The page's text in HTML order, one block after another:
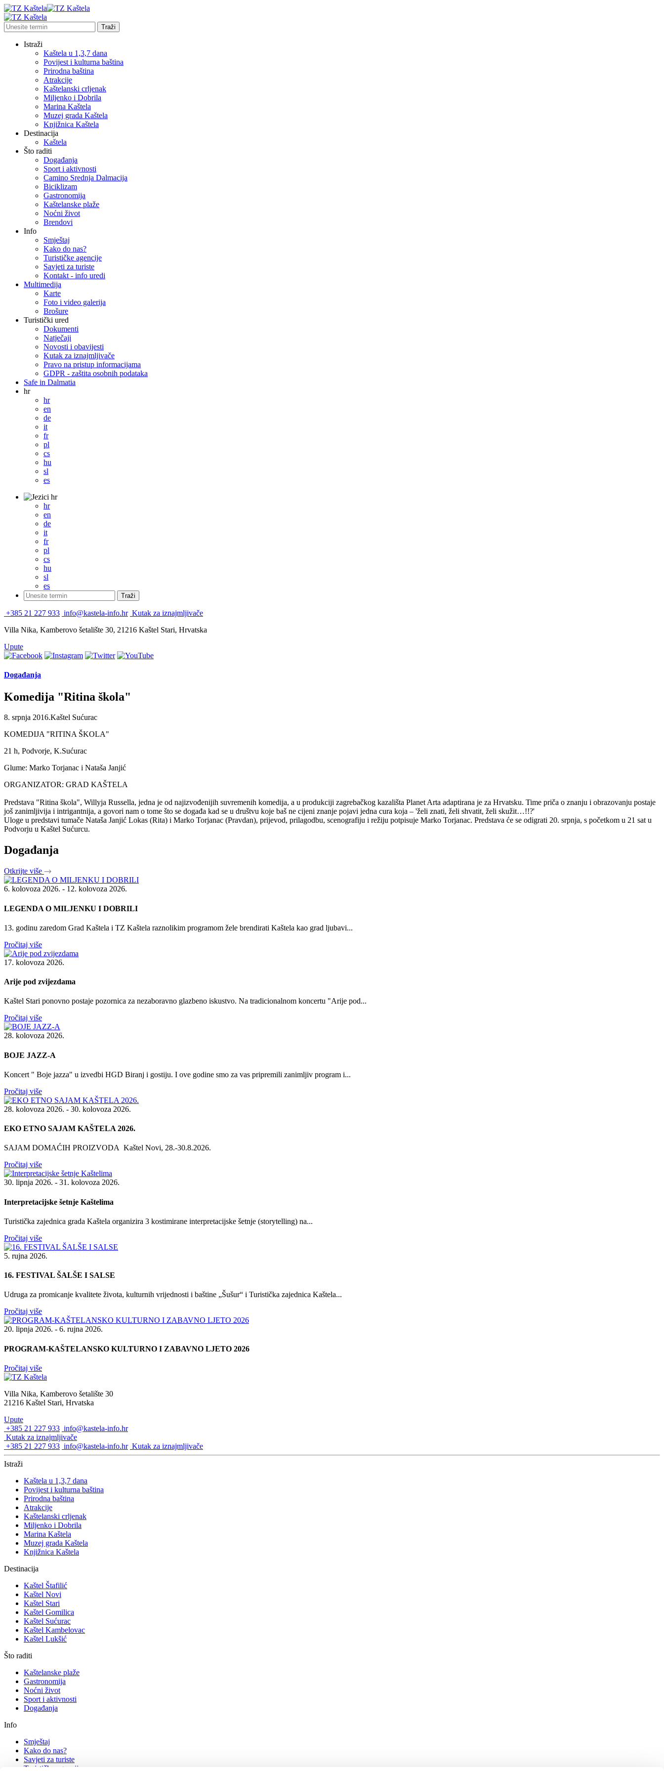
Istraži
Kaštela u 1,3,7 dana
Povijest i kulturna baština
Prirodna baština
Atrakcije
Kaštelanski crljenak
Miljenko i Dobrila
Marina Kaštela
Muzej grada Kaštela
Knjižnica Kaštela
Destinacija
Kaštela
Što raditi
Događanja
Sport i aktivnosti
Camino Srednja Dalmacija
Biciklizam
Gastronomija
Kaštelanske plaže
Noćni život
Brendovi
Info
Smještaj
Kako do nas?
Turističke agencije
Savjeti za turiste
Kontakt - info uredi
Multimedija
Karte
Foto i video galerija
Brošure
Turistički ured
Dokumenti
Natječaji
Novosti i obavijesti
Kutak za iznajmljivače
Pravo na pristup informacijama
GDPR - zaštita osobnih podataka
Safe in Dalmatia
hr
hr
en
de
it
fr
pl
cs
hu
sl
es
hr
hr
en
de
it
fr
pl
cs
hu
sl
es
+385 21 227 933 info@kastela-info.hr Kutak za iznajmljivače
Villa Nika, Kamberovo šetalište 30, 21216 Kaštel Stari, Hrvatska
Upute
Događanja
Komedija "Ritina škola"
8. srpnja 2016.Kaštel Sućurac
KOMEDIJA "RITINA ŠKOLA"
21 h, Podvorje, K.Sućurac
Glume: Marko Torjanac i Nataša Janjić
ORGANIZATOR: GRAD KAŠTELA
Predstava "Ritina škola", Willyja Russella, jedna je od najizvođenijih suvremenih komedija, a u produkciji zagrebačkog kazališta Planet Arta adaptirana je za Hrvatsku. Time priča o znanju i obrazovanju postaje
još zanimljivija i intrigantnija, a govori nam o tome što se događa kad se u društvu koje baš ne cijeni znanje pojavi jedna cura koja – 'želi znati, želi shvatit, želi skužit…!!?'
Uloge u predstavi tumače Nataša Janjić Lokas (Rita) i Marko Torjanac (Pravdan), prijevod, prilagodbu, scenografiju i režiju potpisuje Marko Torjanac. Predstava će se odigrati 20. srpnja, s početkom u 21 sat u
Podvorju u Kaštel Sućurcu.
Događanja
Otkrijte više
6. kolovoza 2026. - 12. kolovoza 2026.
LEGENDA O MILJENKU I DOBRILI
13. godinu zaredom Grad Kaštela i TZ Kaštela raznolikim programom žele brendirati Kaštela kao grad ljubavi...
Pročitaj više
17. kolovoza 2026.
Arije pod zvijezdama
Kaštel Stari ponovno postaje pozornica za nezaboravno glazbeno iskustvo. Na tradicionalnom koncertu "Arije pod...
Pročitaj više
28. kolovoza 2026.
BOJE JAZZ-A
Koncert " Boje jazza" u izvedbi HGD Biranj i gostiju. I ove godine smo za vas pripremili zanimljiv program i...
Pročitaj više
28. kolovoza 2026. - 30. kolovoza 2026.
EKO ETNO SAJAM KAŠTELA 2026.
SAJAM DOMAĆIH PROIZVODA Kaštel Novi, 28.-30.8.2026.
Pročitaj više
30. lipnja 2026. - 31. kolovoza 2026.
Interpretacijske šetnje Kaštelima
Turistička zajednica grada Kaštela organizira 3 kostimirane interpretacijske šetnje (storytelling) na...
Pročitaj više
5. rujna 2026.
16. FESTIVAL ŠALŠE I SALSE
Udruga za promicanje kvalitete života, kulturnih vrijednosti i baštine „Šušur“ i Turistička zajednica Kaštela...
Pročitaj više
20. lipnja 2026. - 6. rujna 2026.
PROGRAM-KAŠTELANSKO KULTURNO I ZABAVNO LJETO 2026
Pročitaj više
Villa Nika, Kamberovo šetalište 30
21216 Kaštel Stari, Hrvatska
Upute
+385 21 227 933 info@kastela-info.hr
Kutak za iznajmljivače
+385 21 227 933 info@kastela-info.hr Kutak za iznajmljivače
Istraži
Kaštela u 1,3,7 dana
Povijest i kulturna baština
Prirodna baština
Atrakcije
Kaštelanski crljenak
Miljenko i Dobrila
Marina Kaštela
Muzej grada Kaštela
Knjižnica Kaštela
Destinacija
Kaštel Štafilić
Kaštel Novi
Kaštel Stari
Kaštel Gomilica
Kaštel Sućurac
Kaštel Kambelovac
Kaštel Lukšić
Što raditi
Kaštelanske plaže
Gastronomija
Noćni život
Sport i aktivnosti
Događanja
Info
Smještaj
Kako do nas?
Savjeti za turiste
Turističke agencije